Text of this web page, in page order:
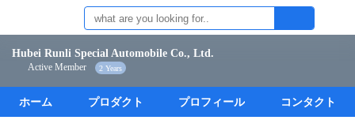
Hubei Runli Special Automobile Co., Ltd.
Active Member 2 Years
ホーム プロダクト プロフィール コンタクト